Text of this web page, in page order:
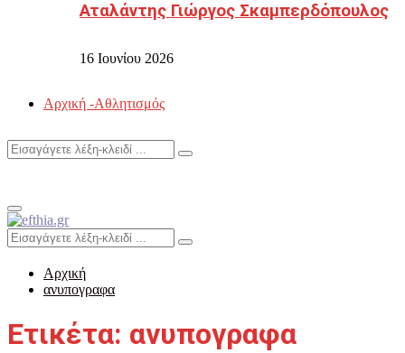
Αταλάντης Γιώργος Σκαμπερδόπουλος
16 Ιουνίου 2026
Αρχική -Αθλητισμός
Search
Search
Primary
Menu
Search
for:
Search
Αρχική
ανυπογραφα
Ετικέτα: ανυπογραφα